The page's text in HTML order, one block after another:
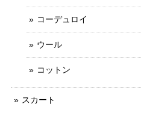
コーデュロイ
ウール
コットン
スカート